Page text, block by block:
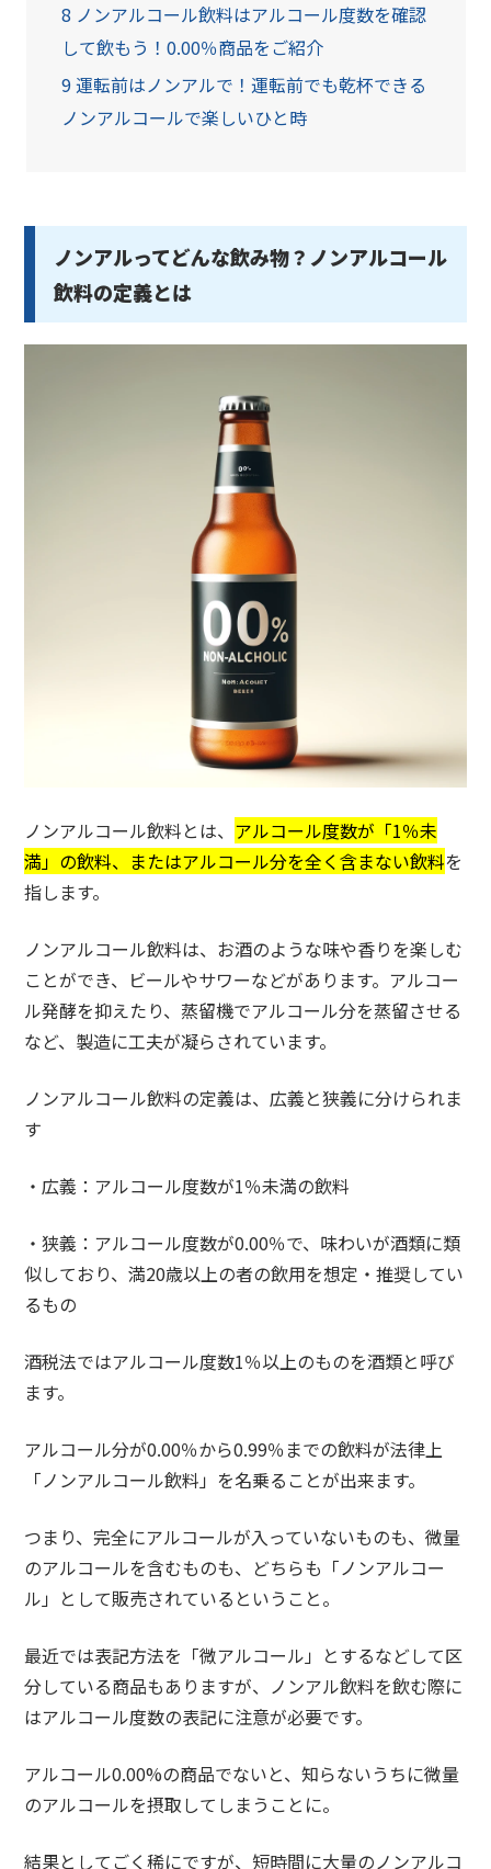
8 ノンアルコール飲料はアルコール度数を確認
して飲もう！0.00％商品をご紹介
9運転前はノンアルで！運転前でも乾杯できる
ノンアルコールで楽しいひと時
ノンアルってどんな飲み物？ノンアルコール
飲料の定義とは
ノンアルコール飲料とは、 アルコール度数が「1％未
満」の飲料、またはアルコール分を全く含まない飲料を
指します。
ノンアルコール飲料は、お酒のような味や香りを楽しむ
ことができ、ビールやサワーなどがあります。アルコー
ル発酵を抑えたり、蒸留機でアルコール分を蒸留させる
など、製造に工夫が凝らされています。
ノンアルコール飲料の定義は、広義と狭義に分けられま
す
・広義：アルコール度数が1％未満の飲料
・狭義：アルコール度数が0.00％で、味わいが酒類に類
似しており、満20歳以上の者の飲用を想定・推奨してい
るもの
酒税法ではアルコール度数1％以上のものを酒類と呼び
ます。
アルコール分が0.00％から0.99％までの飲料が法律上
「ノンアルコール飲料」を名乗ることが出来ます。
つまり、完全にアルコールが入っていないものも、微量
のアルコールを含むものも、どちらも「ノンアルコー
ル」として販売されているということ。
最近では表記方法を「微アルコール」とするなどして区
分している商品もありますが、ノンアル飲料を飲む際に
はアルコール度数の表記に注意が必要です。
アルコール0.00%の商品でないと、知らないうちに微量
のアルコールを摂取してしまうことに。
結果としてごく稀にですが、短時間に大量のノンアルコ